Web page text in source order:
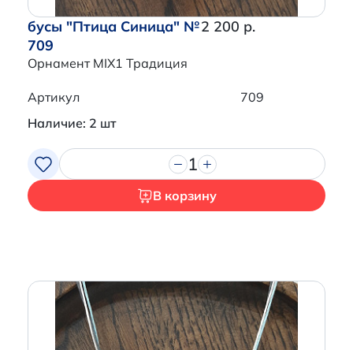
Итого:
бусы "Птица Синица" №
709
Орнамент MIX1 Традиция
2 200 р.
Артикул
709
Наличие: 2 шт
1
В корзину